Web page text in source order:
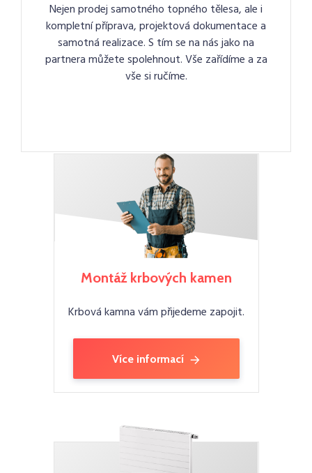
Nejen prodej samotného topného tělesa, ale i
kompletní příprava, projektová dokumentace a
samotná realizace. S tím se na nás jako na
partnera můžete spolehnout. Vše zařídíme a za
vše si ručíme.
Montáž krbových kamen
Krbová kamna vám přijedeme zapojit.
Více informací